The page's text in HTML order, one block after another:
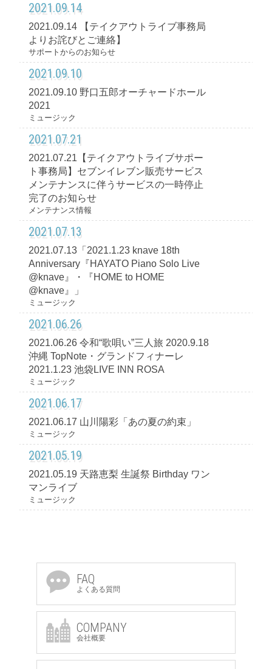
2021.09.14
2021.09.14 【テイクアウトライブ事務局
よりお詫びとご連絡】
サポートからのお知らせ
2021.09.10
2021.09.10 野口五郎オーチャードホール
2021
ミュージック
2021.07.21
2021.07.21【テイクアウトライブサポー
ト事務局】セブンイレブン販売サービス
メンテナンスに伴うサービスの一時停止
完了のお知らせ
メンテナンス情報
2021.07.13
2021.07.13「2021.1.23 knave 18th
Anniversary『HAYATO Piano Solo Live
@knave』・『HOME to HOME
@knave』」
ミュージック
2021.06.26
2021.06.26 令和“歌唄い”三人旅 2020.9.18
沖縄 TopNote・グランドフィナーレ
2021.1.23 池袋LIVE INN ROSA
ミュージック
2021.06.17
2021.06.17 山川陽彩「あの夏の約束」
ミュージック
2021.05.19
2021.05.19 天路恵梨 生誕祭 Birthday ワン
マンライブ
ミュージック
FAQ
よくある質問
COMPANY
会社概要